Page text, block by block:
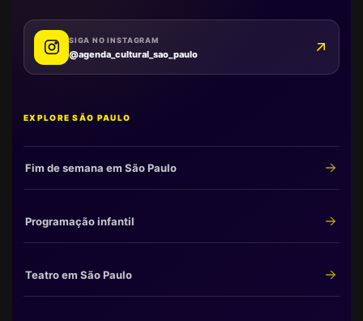
SIGA NO INSTAGRAM
@agenda_cultural_sao_paulo
EXPLORE SÃO PAULO
Fim de semana em São Paulo
Programação infantil
Teatro em São Paulo